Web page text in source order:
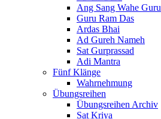
Ang Sang Wahe Guru
Guru Ram Das
Ardas Bhai
Ad Gureh Nameh
Sat Gurprassad
Adi Mantra
Fünf Klänge
Wahrnehmung
Übungsreihen
Übungsreihen Archiv
Sat Kriya